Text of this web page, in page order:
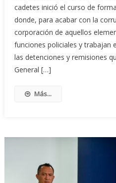
cadetes inició el curso de
donde, para acabar con la
corporación de aquellos
funciones policiales y trabajan
las detenciones y remisiones
General […]
Más...